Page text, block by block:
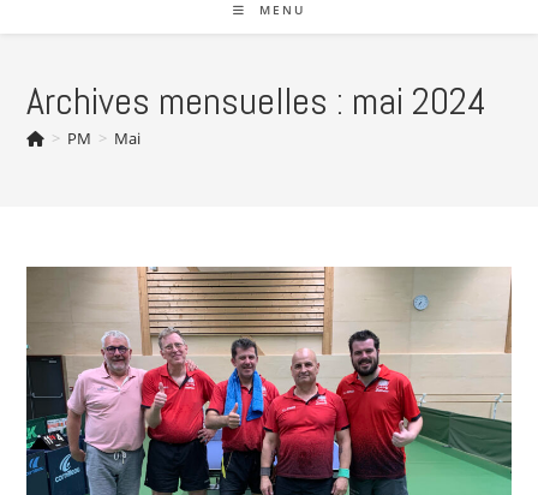
MENU
Archives mensuelles : mai 2024
> PM > Mai